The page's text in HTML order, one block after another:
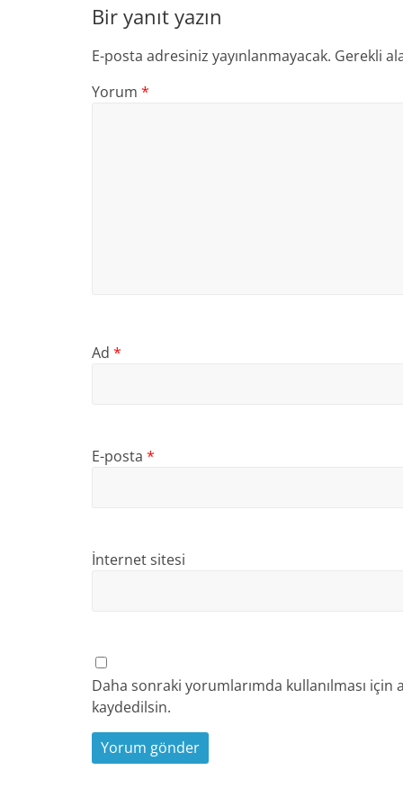
Bir yanıt yazın
E-posta adresiniz yayınlanmayacak. Gerekli
Yorum *
Ad *
E-posta *
İnternet sitesi
Daha sonraki yorumlarımda kullanılması için
kaydedilsin.